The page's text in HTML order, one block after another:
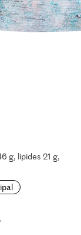
g, lipides 21 g,